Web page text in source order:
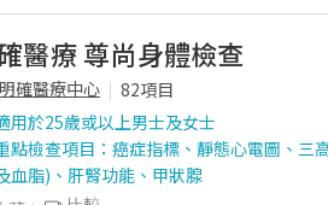
醫療 尊尚身體檢查
明確醫療中心
82項目
用於25歲或以上男士及女士
點檢查項目：癌症指標、靜態心電圖、三
血脂)、肝腎功能、甲狀腺